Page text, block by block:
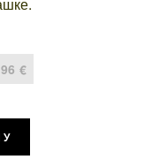
€